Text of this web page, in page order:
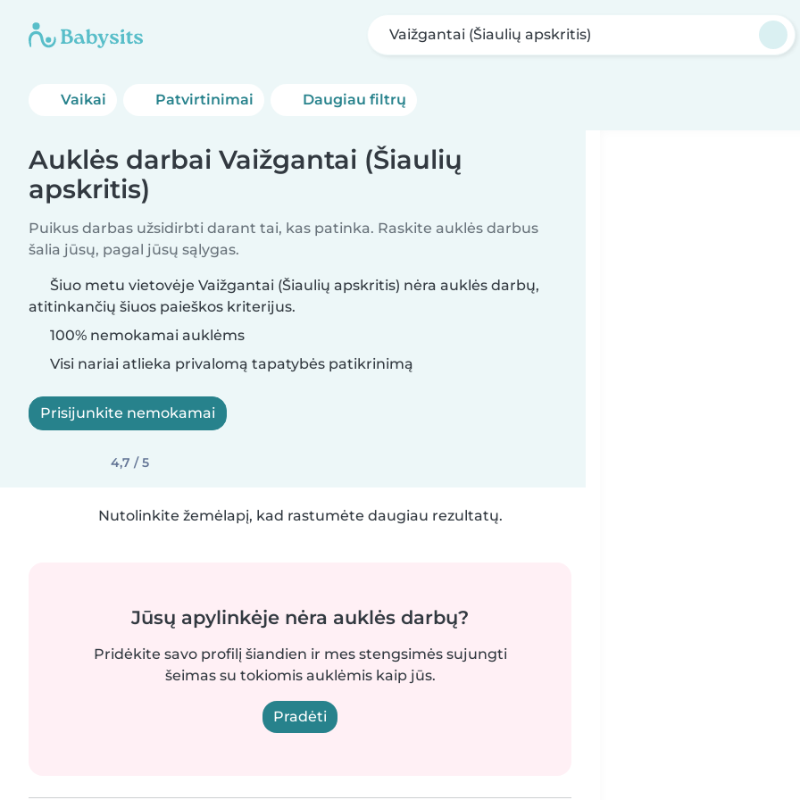
Vaižgantai (Šiaulių apskritis)
Vaikai Patvirtinimai Daugiau filtrų
Auklės darbai Vaižgantai (Šiaulių
apskritis)
Puikus darbas užsidirbti darant tai, kas patinka. Raskite auklės darbus
šalia jūsų, pagal jūsų sąlygas.
Šiuo metu vietovėje Vaižgantai (Šiaulių apskritis) nėra auklės darbų,
atitinkančių šiuos paieškos kriterijus.
100% nemokamai auklėms
Visi nariai atlieka privalomą tapatybės patikrinimą
Prisijunkite nemokamai
4,7 / 5
Nutolinkite žemėlapį, kad rastumėte daugiau rezultatų.
Jūsų apylinkėje nėra auklės darbų?
Pridėkite savo profilį šiandien ir mes stengsimės sujungti
šeimas su tokiomis auklėmis kaip jūs.
Pradėti